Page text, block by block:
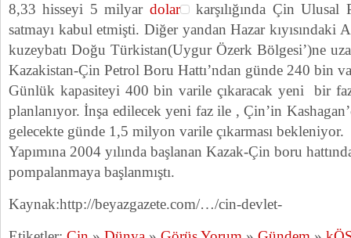
8,33 hisseyi 5 milyardolar
karşılığında Çin
satmayı kabul etmişti. Diğer yandan Hazar kıyısındaki
kuzeybatı Doğu Türkistan(Uygur Özerk Bölgesi’)ne
Kazakistan-Çin Petrol Boru Hattı’ndan günde 240 bin
Günlük kapasiteyi 400 bin varile çıkaracak yeni bir
planlanıyor. İnşa edilecek yeni faz ile , Çin’in
gelecekte günde 1,5 milyon varile çıkarması bekleniyor.
Yapımına 2004 yılında başlanan Kazak-Çin boru
pompalanmaya başlanmıştı.
Kaynak:http://beyazgazete.com/…/cin-devlet-